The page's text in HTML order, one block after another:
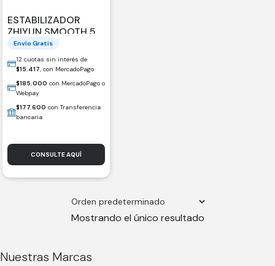
ESTABILIZADOR
ZHIYUN SMOOTH 5
(086781)
Envío Gratis
12 cuotas sin interés de
$15.417, con MercadoPago
$185.000 con MercadoPago o
Webpay
$177.600 con Transferencia
bancaria
CONSULTE AQUÍ
Mostrando el único resultado
Nuestras Marcas